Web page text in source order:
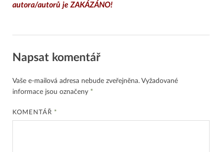
autora/autorů je ZAKÁZÁNO!
Napsat komentář
Vaše e-mailová adresa nebude zveřejněna. Vyžadované
informace jsou označeny *
KOMENTÁŘ *